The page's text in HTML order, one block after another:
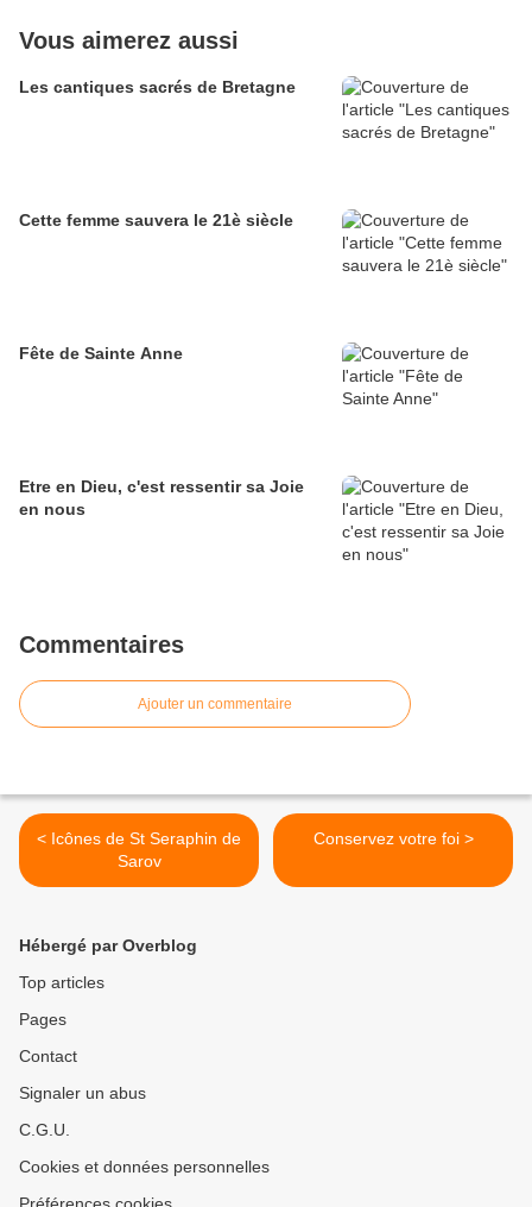
Vous aimerez aussi
Les cantiques sacrés de Bretagne
Cette femme sauvera le 21è siècle
Fête de Sainte Anne
Etre en Dieu, c'est ressentir sa Joie
en nous
Commentaires
Ajouter un commentaire
< Icônes de St Seraphin de
Sarov
Conservez votre foi >
Hébergé par Overblog
Top articles
Pages
Contact
Signaler un abus
C.G.U.
Cookies et données personnelles
Préférences cookies